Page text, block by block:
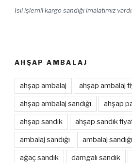
Isıl işlemli kargo sandığı imalatımız
AHŞAP AMBALAJ
ahşap ambalaj ahşap ambalaj
ahşap ambalaj sandığı ahşap
ahşap sandık ahşap sandık
ambalaj sandığı ambalaj
ağaç sandık damgalı sandık